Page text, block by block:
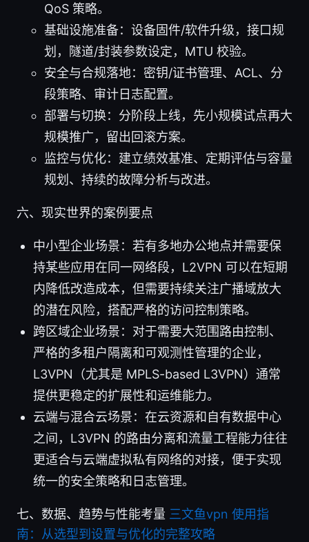
QoS 策略。
基础设施准备：设备固件/软件升级，接口规
划，隧道/封装参数设定，MTU 校验。
安全与合规落地：密钥/证书管理、ACL、分
段策略、审计日志配置。
部署与切换：分阶段上线，先小规模试点再大
规模推广，留出回滚方案。
监控与优化：建立绩效基准、定期评估与容量
规划、持续的故障分析与改进。
六、现实世界的案例要点
中小型企业场景：若有多地办公地点并需要保
持某些应用在同一网络段，L2VPN 可以在短期
内降低改造成本，但需要持续关注广播域放大
的潜在风险，搭配严格的访问控制策略。
跨区域企业场景：对于需要大范围路由控制、
严格的多租户隔离和可观测性管理的企业，
L3VPN（尤其是 MPLS-based L3VPN）通常
提供更稳定的扩展性和运维能力。
云端与混合云场景：在云资源和自有数据中心
之间，L3VPN 的路由分离和流量工程能力往往
更适合与云端虚拟私有网络的对接，便于实现
统一的安全策略和日志管理。
七、数据、趋势与性能考量 三文鱼vpn 使用指
南：从选型到设置与优化的完整攻略